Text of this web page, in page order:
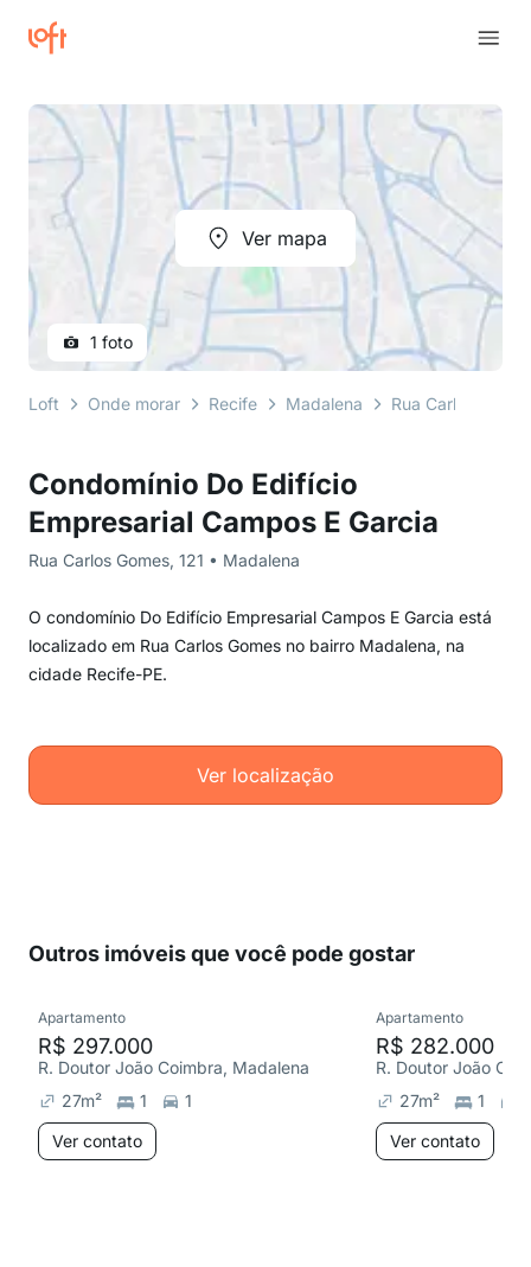
Condomínio Do Edifício
Empresarial Campos E Garcia
Rua Carlos Gomes, 121 • Madalena
O condomínio Do Edifício Empresarial Campos E Garcia está
localizado em Rua Carlos Gomes no bairro Madalena, na
cidade Recife-PE.
Ver localização
Ver mapa
1 foto
Loft Onde morar Recife Madalena Rua Carlos Gomes
Outros imóveis que você pode gostar
Apartamento
R$ 297.000
R. Doutor João Coimbra, Madalena
27m² 1
1
Ver contato
Apartamento
R$ 282.000
R. Doutor João
27m² 1
Ver contato